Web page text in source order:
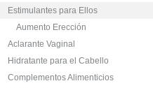
Estimulantes para Ellos
Aumento Erección
Aclarante Vaginal
Hidratante para el Cabello
Complementos Alimenticios